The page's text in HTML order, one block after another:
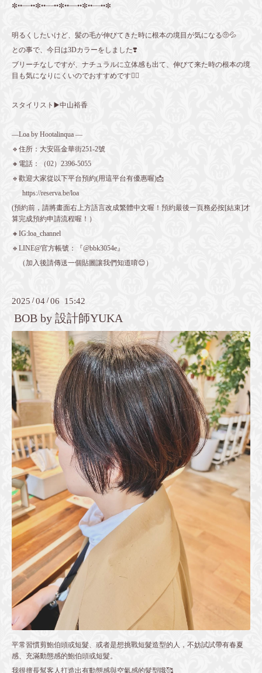
✼••┈┈••✼••┈┈••✼••┈┈••✼••┈┈••✼
明るくしたいけど、髪の毛が伸びてきた時に根本の境目が気になる🤨💦
との事で、今日は3Dカラーをしました❣️
ブリーチなしですが、ナチュラルに立体感も出て、伸びて来た時の根本の境
目も気になりにくいのでおすすめです👍🏻
スタイリスト▶️中山裕香
—Loa by Hootalinqua —
🔹住所：大安區金華街251-2號
🔸電話：（02）2396-5055
🔹歡迎大家從以下平台預約(用這平台有優惠喔)📩
https://reserva.be/loa
(預約前，請將畫面右上方語言改成繁體中文喔！預約最後一頁務必按[結束]才
算完成預約申請流程喔！）
🔸IG:loa_channel
🔹LINE@官方帳號：『@bbk3054e』
（加入後請傳送一個貼圖讓我們知道唷😊）
2025 /04 /06 15:42
BOB by 設計師YUKA
平常習慣剪鮑伯頭或短髮、或者是想挑戰短髮造型的人，不妨試試帶有春夏
感、充滿動態感的鮑伯頭或短髮。
我很擅長幫客人打造出有動態感與空氣感的髮型哦🥰